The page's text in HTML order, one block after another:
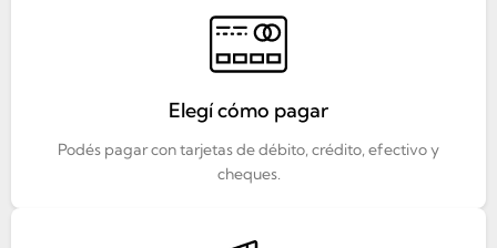
Elegí cómo pagar
Podés pagar con tarjetas de débito, crédito, efectivo y
cheques.